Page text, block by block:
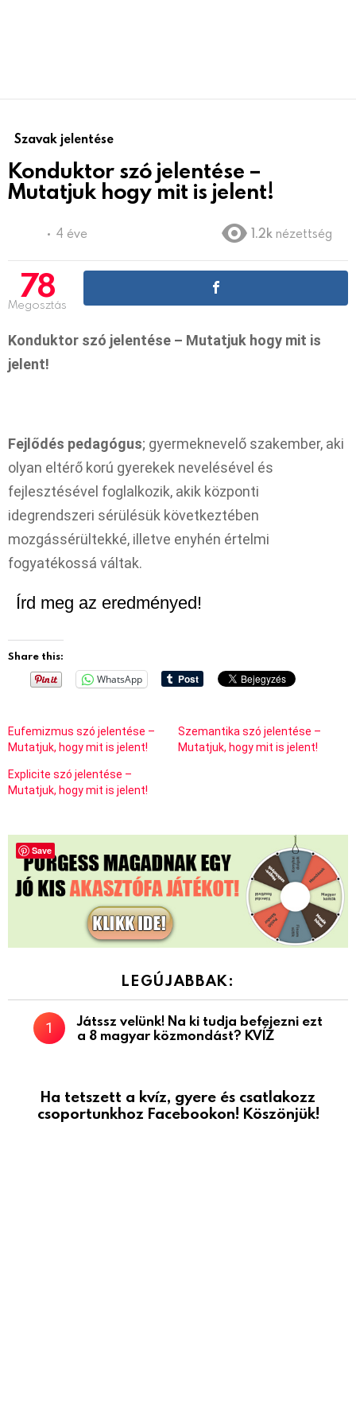
Szavak jelentése
Konduktor szó jelentése –
Mutatjuk hogy mit is jelent!
4 éve 1.2k nézettség
78
Megosztás
Konduktor szó jelentése – Mutatjuk hogy mit is
jelent!
Fejlődés pedagógus; gyermeknevelő szakember, aki
olyan eltérő korú gyerekek nevelésével és
fejlesztésével foglalkozik, akik központi
idegrendszeri sérülésük következtében
mozgássérültekké, illetve enyhén értelmi
fogyatékossá váltak.
Írd meg az eredményed!
Share this:
WhatsApp
Eufemizmus szó jelentése –
Mutatjuk, hogy mit is jelent!
Szemantika szó jelentése –
Mutatjuk, hogy mit is jelent!
Explicite szó jelentése –
Mutatjuk, hogy mit is jelent!
LEGÚJABBAK:
Játssz velünk! Na ki tudja befejezni ezt
a 8 magyar közmondást? KVÍZ
Ha tetszett a kvíz, gyere és csatlakozz
csoportunkhoz Facebookon! Köszönjük!
Save